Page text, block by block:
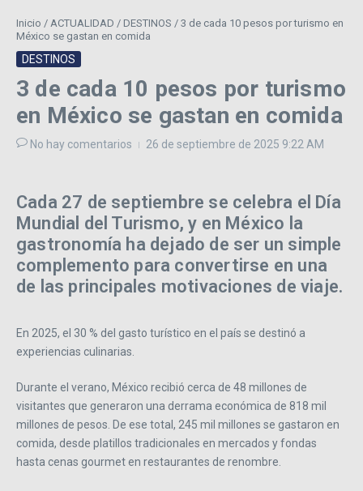
Inicio / ACTUALIDAD / DESTINOS / 3 de cada 10 pesos por turismo en
México se gastan en comida
DESTINOS
3 de cada 10 pesos por turismo
en México se gastan en comida
No hay comentarios 26 de septiembre de 2025 9:22 AM
Cada 27 de septiembre se celebra el Día
Mundial del Turismo, y en México la
gastronomía ha dejado de ser un simple
complemento para convertirse en una
de las principales motivaciones de viaje.
En 2025, el 30 % del gasto turístico en el país se destinó a
experiencias culinarias.
Durante el verano, México recibió cerca de 48 millones de
visitantes que generaron una derrama económica de 818 mil
millones de pesos. De ese total, 245 mil millones se gastaron en
comida, desde platillos tradicionales en mercados y fondas
hasta cenas gourmet en restaurantes de renombre.